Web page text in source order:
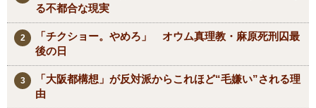
る不都合な現実
「チクショー。やめろ」 オウム真理教・麻原死刑囚最
後の日
「大阪都構想」が反対派からこれほど“毛嫌い”される理
由